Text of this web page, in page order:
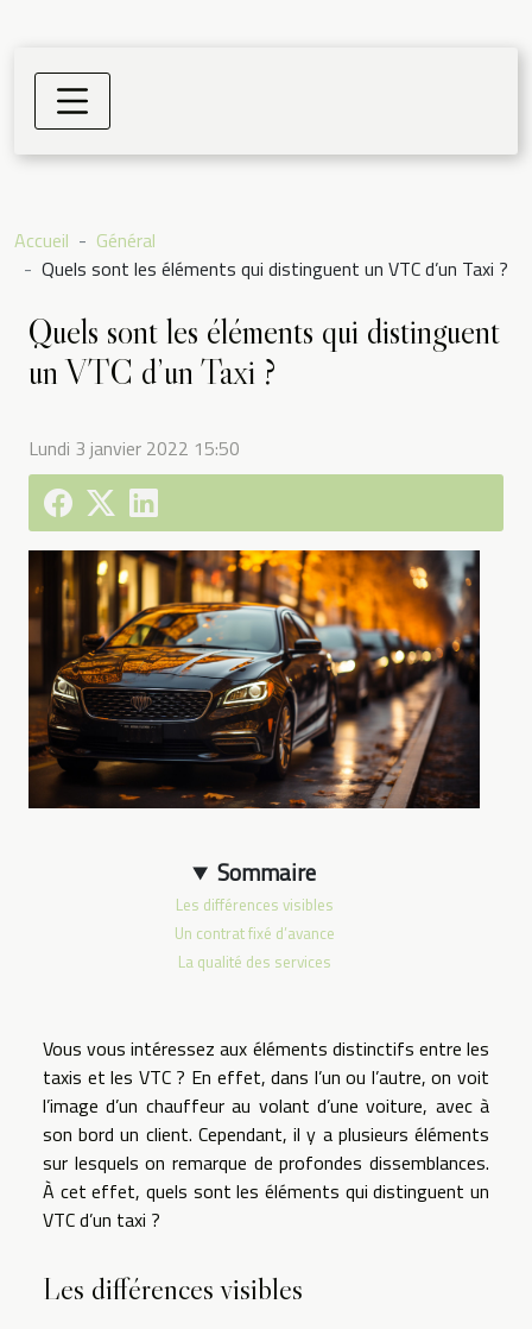
Accueil
Général
Quels sont les éléments qui distinguent un VTC d’un Taxi ?
Quels sont les éléments qui distinguent
un VTC d’un Taxi ?
Lundi 3 janvier 2022 15:50
Sommaire
Les différences visibles
Un contrat fixé d’avance
La qualité des services
Vous vous intéressez aux éléments distinctifs entre les
taxis et les VTC ? En effet, dans l’un ou l’autre, on voit
l’image d’un chauffeur au volant d’une voiture, avec à
son bord un client. Cependant, il y a plusieurs éléments
sur lesquels on remarque de profondes dissemblances.
À cet effet, quels sont les éléments qui distinguent un
VTC d’un taxi ?
Les différences visibles